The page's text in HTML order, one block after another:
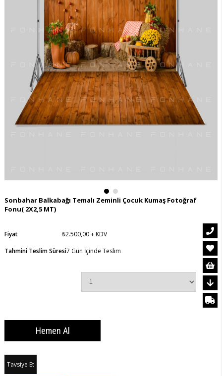
Sonbahar Balkabağı Temalı Zeminli Çocuk Kumaş Fotoğraf
Fonu( 2X2,5 MT)
Fiyat ₺2.500,00+ KDV
Tahmini Teslim Süresi7 Gün İçinde Teslim
Tavsiye Et